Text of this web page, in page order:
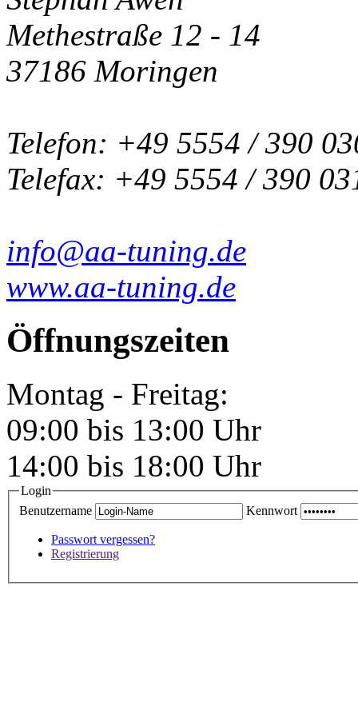
Methestraße 12 - 14
37186 Moringen
Telefon: +49 5554 / 390
Telefax: +49 5554 / 390
info@aa-tuning.de
www.aa-tuning.de
Öffnungszeiten
Montag - Freitag:
09:00 bis 13:00 Uhr
14:00 bis 18:00 Uhr
Login
Benutzername
Kennwort
Passwort vergessen?
Registrierung